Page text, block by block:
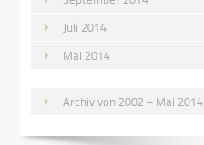
Juli 2014
Mai 2014
Archiv von 2002 – Mai 2014